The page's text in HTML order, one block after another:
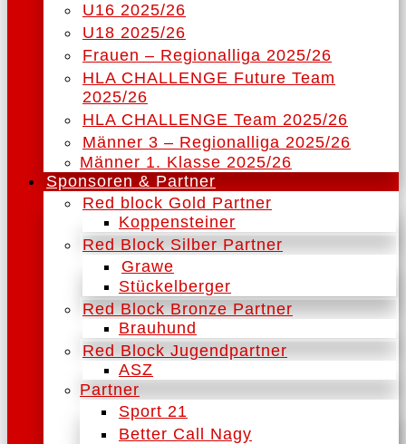
U16 2025/26
U18 2025/26
Frauen – Regionalliga 2025/26
HLA CHALLENGE Future Team
2025/26
HLA CHALLENGE Team 2025/26
Männer 3 – Regionalliga 2025/26
Männer 1. Klasse 2025/26
Sponsoren & Partner
Red block Gold Partner
Koppensteiner
Red Block Silber Partner
Grawe
Stückelberger
Red Block Bronze Partner
Brauhund
Red Block Jugendpartner
ASZ
Partner
Sport 21
Better Call Nagy